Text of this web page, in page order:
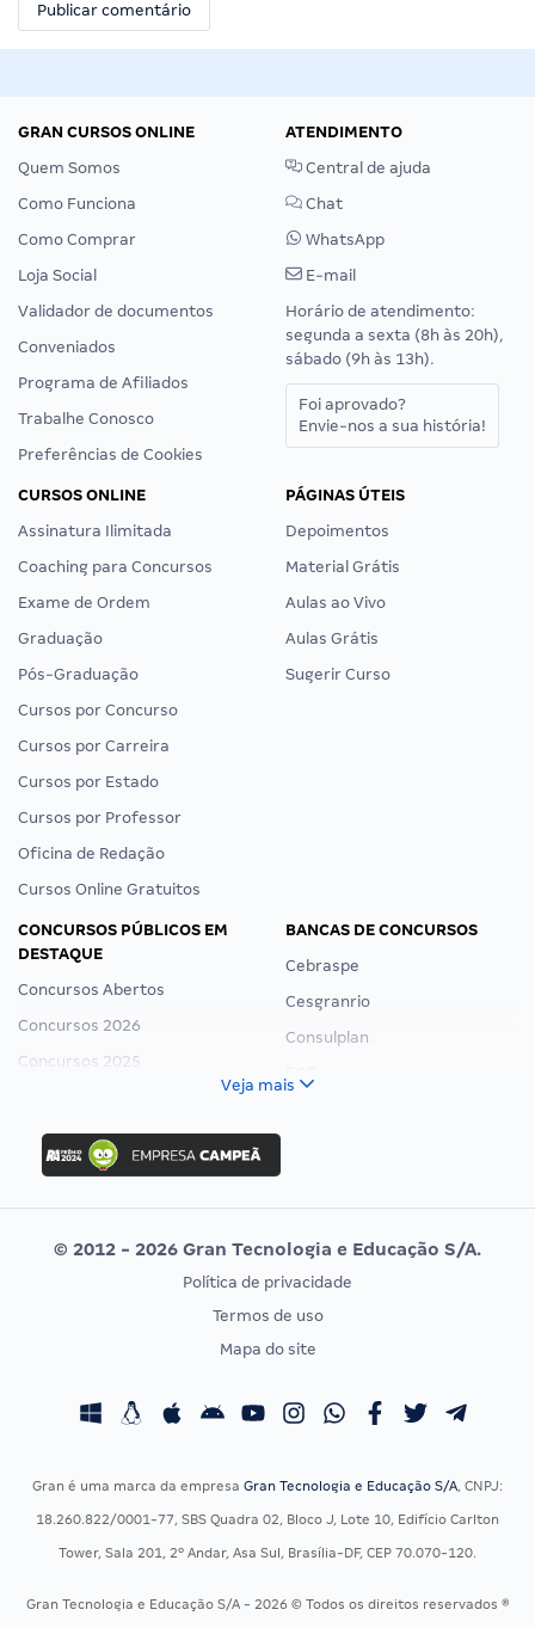
GRAN CURSOS ONLINE
Quem Somos
Como Funciona
Como Comprar
Loja Social
Validador de documentos
Conveniados
Programa de Afiliados
Trabalhe Conosco
Preferências de Cookies
ATENDIMENTO
Central de ajuda
Chat
WhatsApp
E-mail
Horário de atendimento:
segunda a sexta (8h às 20h),
sábado (9h às 13h).
Foi aprovado?
Envie-nos a sua história!
CURSOS ONLINE
Assinatura Ilimitada
Coaching para Concursos
Exame de Ordem
Graduação
Pós-Graduação
Cursos por Concurso
Cursos por Carreira
Cursos por Estado
Cursos por Professor
Oficina de Redação
Cursos Online Gratuitos
PÁGINAS ÚTEIS
Depoimentos
Material Grátis
Aulas ao Vivo
Aulas Grátis
Sugerir Curso
CONCURSOS PÚBLICOS EM
DESTAQUE
Concursos Abertos
Concursos 2026
Concursos 2025
Concurso Nacional Unificado
Concurso Ibama
Concurso MPU
Editais publicados
BANCAS DE CONCURSOS
Cebraspe
Cesgranrio
Consulplan
Vunesp
CONCURSOS POR PROFISSÃO
Concursos Fiscais
Residência Multiprofissional
EXAME DE ORDEM
Calendário OAB
Veja mais
© 2012 - 2026 Gran Tecnologia e Educação S/A.
Política de privacidade
Termos de uso
Mapa do site
Gran é uma marca da empresa Gran Tecnologia e Educação S/A, CNPJ:
18.260.822/0001-77, SBS Quadra 02, Bloco J, Lote 10, Edifício Carlton
Tower, Sala 201, 2º Andar, Asa Sul, Brasília-DF, CEP 70.070-120.
Gran Tecnologia e Educação S/A - 2026 © Todos os direitos reservados ®